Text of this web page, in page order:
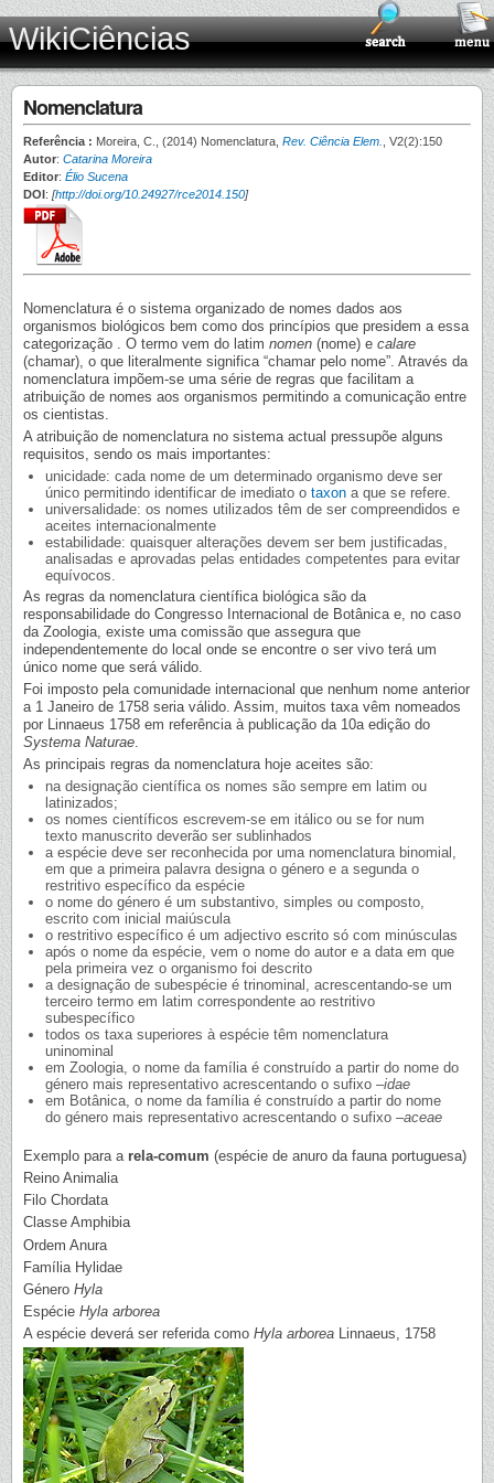
WikiCiências
Nomenclatura
Referência : Moreira, C., (2014) Nomenclatura, Rev. Ciência Elem.
, V2(2):150
Autor: Catarina Moreira
Editor: Élio Sucena
DOI: [http://doi.org/10.24927/rce2014.150]
Nomenclatura é o sistema organizado de nomes dados aos
organismos biológicos bem como dos princípios que presidem a essa
categorização . O termo vem do latim nomen (nome) e calare
(chamar), o que literalmente significa “chamar pelo nome”. Através da
nomenclatura impõem-se uma série de regras que facilitam a
atribuição de nomes aos organismos permitindo a comunicação entre
os cientistas.
A atribuição de nomenclatura no sistema actual pressupõe alguns
requisitos, sendo os mais importantes:
unicidade: cada nome de um determinado organismo deve ser
único permitindo identificar de imediato o taxon a que se refere.
universalidade: os nomes utilizados têm de ser compreendidos e
aceites internacionalmente
estabilidade: quaisquer alterações devem ser bem justificadas,
analisadas e aprovadas pelas entidades competentes para evitar
equívocos.
As regras da nomenclatura científica biológica são da
responsabilidade do Congresso Internacional de Botânica e, no caso
da Zoologia, existe uma comissão que assegura que
independentemente do local onde se encontre o ser vivo terá um
único nome que será válido.
Foi imposto pela comunidade internacional que nenhum nome anterior
a 1 Janeiro de 1758 seria válido. Assim, muitos taxa vêm nomeados
por Linnaeus 1758 em referência à publicação da 10a edição do
Systema Naturae.
As principais regras da nomenclatura hoje aceites são:
na designação científica os nomes são sempre em latim ou
latinizados;
os nomes científicos escrevem-se em itálico ou se for num
texto manuscrito deverão ser sublinhados
a espécie deve ser reconhecida por uma nomenclatura binomial,
em que a primeira palavra designa o género e a segunda o
restritivo específico da espécie
o nome do género é um substantivo, simples ou composto,
escrito com inicial maiúscula
o restritivo específico é um adjectivo escrito só com minúsculas
após o nome da espécie, vem o nome do autor e a data em que
pela primeira vez o organismo foi descrito
a designação de subespécie é trinominal, acrescentando-se um
terceiro termo em latim correspondente ao restritivo
subespecífico
todos os taxa superiores à espécie têm nomenclatura
uninominal
em Zoologia, o nome da família é construído a partir do nome do
género mais representativo acrescentando o sufixo –idae
em Botânica, o nome da família é construído a partir do nome
do género mais representativo acrescentando o sufixo –aceae
Exemplo para a rela-comum (espécie de anuro da fauna portuguesa)
Reino Animalia
Filo Chordata
Classe Amphibia
Ordem Anura
Família Hylidae
Género Hyla
Espécie Hyla arborea
A espécie deverá ser referida como Hyla arborea Linnaeus, 1758